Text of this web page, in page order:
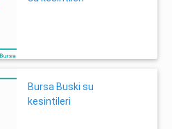
Bursa Buski su
kesintileri